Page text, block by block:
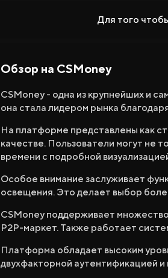
Все
Для того
Обзор на CSMoney
CSMoney - одна из крупнейших и
она стала лидером рынка
На платформе представлены как
качестве. Пользователи могут не
времени с подробной
Особое внимание заслуживает
освещения. Это делает выбор
CSMoney поддерживает
P2P-маркет. Также работает
Платформа обладает высоким
двухфакторной аутентификацией